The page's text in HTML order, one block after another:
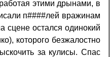
этими дрынами, в
п####лей вражинам
сцене остался одинокий
которого безжалостно
за кулисы. Спас